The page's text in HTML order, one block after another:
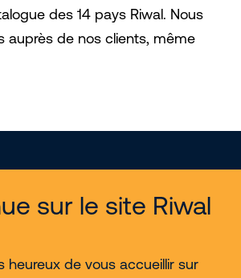
sur le site Riwal
heureux de vous accueillir sur
des 14 pays Riwal. Nous
auprès de nos clients, même